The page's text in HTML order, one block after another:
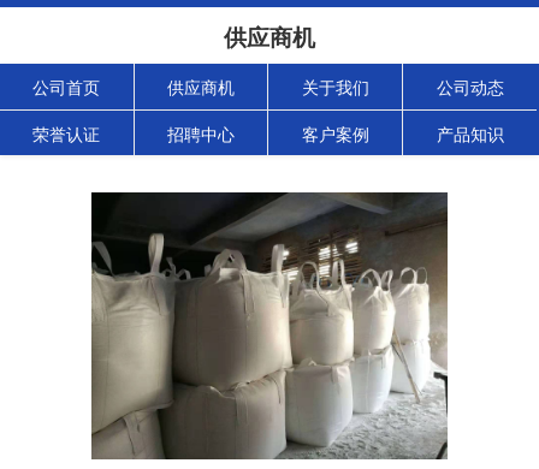
供应商机
公司首页 供应商机 关于我们 公司动态
荣誉认证 招聘中心 客户案例 产品知识